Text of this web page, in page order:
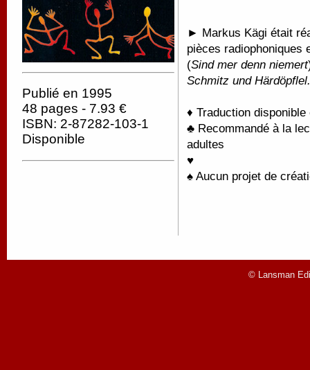
Publié en 1995
48 pages - 7.93 €
ISBN: 2-87282-103-1
Disponible
► Markus Kägi était
pièces radiophoniques
(Sind mer denn niemert
Schmitz und
♦ Traduction
♣ Recommandé à la
adultes
♥
♠ Aucun projet de
© Lansman